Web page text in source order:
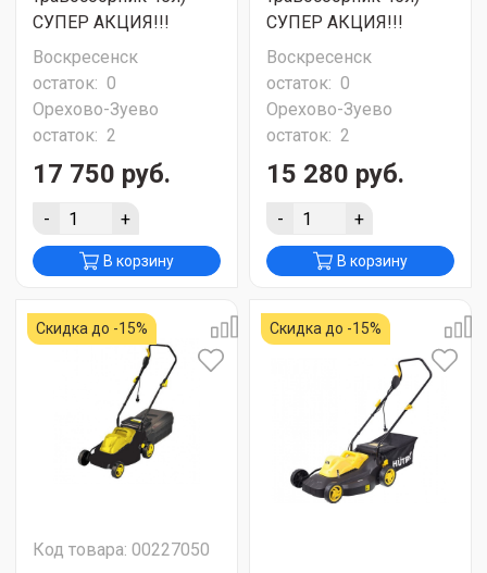
СУПЕР АКЦИЯ!!!
Воскресенск
остаток: 0
Орехово-Зуево
остаток: 2
17 750 руб.
- +
В корзину
СУПЕР АКЦИЯ!!!
Воскресенск
остаток: 0
Орехово-Зуево
остаток: 2
15 280 руб.
- +
В корзину
Скидка до -15%
Код товара: 00227050
Скидка до -15%